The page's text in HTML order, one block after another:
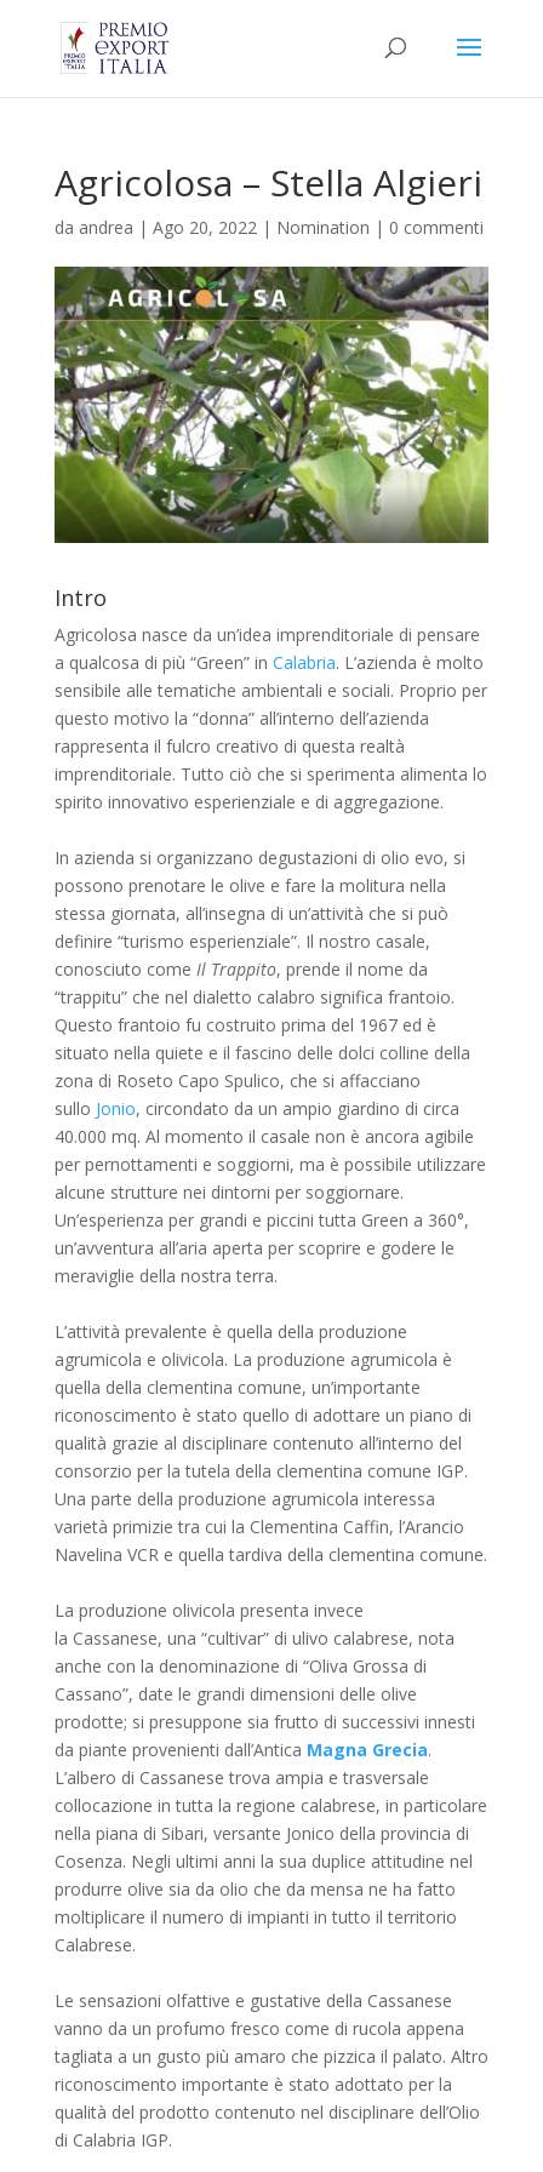
Agricolosa – Stella Algieri
da andrea | Ago 20, 2022| Nomination | 0 commenti
Intro
Agricolosa nasce da un’idea imprenditoriale di pensare
a qualcosa di più “Green” in Calabria. L’azienda è molto
sensibile alle tematiche ambientali e sociali. Proprio per
questo motivo la “donna” all’interno dell’azienda
rappresenta il fulcro creativo di questa realtà
imprenditoriale. Tutto ciò che si sperimenta alimenta lo
spirito innovativo esperienziale e di aggregazione.
In azienda si organizzano degustazioni di olio evo, si
possono prenotare le olive e fare la molitura nella
stessa giornata, all’insegna di un’attività che si può
definire “turismo esperienziale”. Il nostro casale,
conosciuto come Il Trappito, prende il nome da
“trappitu” che nel dialetto calabro significa frantoio.
Questo frantoio fu costruito prima del 1967 ed è
situato nella quiete e il fascino delle dolci colline della
zona di Roseto Capo Spulico, che si affacciano
sullo Jonio, circondato da un ampio giardino di circa
40.000 mq. Al momento il casale non è ancora agibile
per pernottamenti e soggiorni, ma è possibile utilizzare
alcune strutture nei dintorni per soggiornare.
Un’esperienza per grandi e piccini tutta Green a 360°,
un’avventura all’aria aperta per scoprire e godere le
meraviglie della nostra terra.
L’attività prevalente è quella della produzione
agrumicola e olivicola. La produzione agrumicola è
quella della clementina comune, un’importante
riconoscimento è stato quello di adottare un piano di
qualità grazie al disciplinare contenuto all’interno del
consorzio per la tutela della clementina comune IGP.
Una parte della produzione agrumicola interessa
varietà primizie tra cui la Clementina Caffin, l’Arancio
Navelina VCR e quella tardiva della clementina comune.
La produzione olivicola presenta invece
la Cassanese, una “cultivar” di ulivo calabrese, nota
anche con la denominazione di “Oliva Grossa di
Cassano”, date le grandi dimensioni delle olive
prodotte; si presuppone sia frutto di successivi innesti
da piante provenienti dall’Antica Magna Grecia.
L’albero di Cassanese trova ampia e trasversale
collocazione in tutta la regione calabrese, in particolare
nella piana di Sibari, versante Jonico della provincia di
Cosenza. Negli ultimi anni la sua duplice attitudine nel
produrre olive sia da olio che da mensa ne ha fatto
moltiplicare il numero di impianti in tutto il territorio
Calabrese.
Le sensazioni olfattive e gustative della Cassanese
vanno da un profumo fresco come di rucola appena
tagliata a un gusto più amaro che pizzica il palato. Altro
riconoscimento importante è stato adottato per la
qualità del prodotto contenuto nel disciplinare dell’Olio
di Calabria IGP.